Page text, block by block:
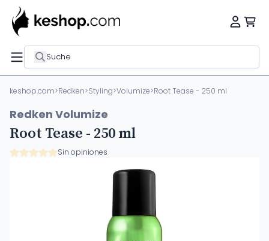
Suche
keshop.com>Redken>Styling>Volumize>Root Tease - 250 ml
Redken Volumize
Root Tease - 250 ml
Sin opiniones